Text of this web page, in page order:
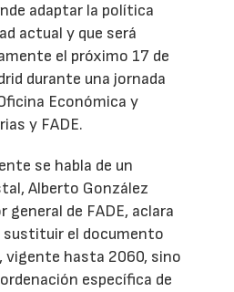
adaptar la política
actual y que será
el próximo 17 de
durante una jornada
Económica y
y FADE.
se habla de un
Alberto González
general de FADE, aclara
sustituir el documento
vigente hasta 2060, sino
específica de